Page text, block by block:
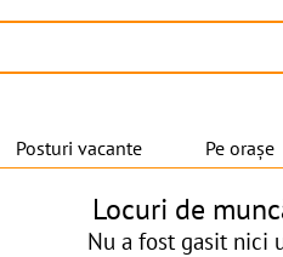
Posturi vacante Pe orașe
Locuri de
Nu a fost gasit nici